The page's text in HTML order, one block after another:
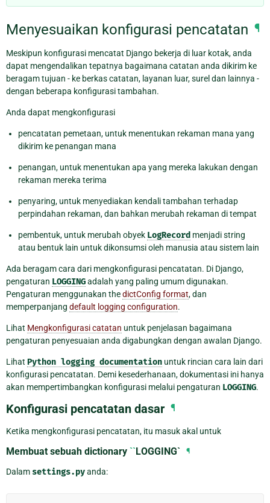
Menyesuaikan konfigurasi pencatatan ¶
Meskipun konfigurasi mencatat Django bekerja di luar kotak, anda
dapat mengendalikan tepatnya bagaimana catatan anda dikirim ke
beragam tujuan - ke berkas catatan, layanan luar, surel dan lainnya -
dengan beberapa konfigurasi tambahan.
Anda dapat mengkonfigurasi
pencatatan pemetaan, untuk menentukan rekaman mana yang
dikirim ke penangan mana
penangan, untuk menentukan apa yang mereka lakukan dengan
rekaman mereka terima
penyaring, untuk menyediakan kendali tambahan terhadap
perpindahan rekaman, dan bahkan merubah rekaman di tempat
pembentuk, untuk merubah obyek LogRecord menjadi string
atau bentuk lain untuk dikonsumsi oleh manusia atau sistem lain
Ada beragam cara dari mengkonfigurasi pencatatan. Di Django,
pengaturan LOGGINGadalah yang paling umum digunakan.
Pengaturan menggunakan thedictConfig format, dan
memperpanjang default logging configuration.
Lihat Mengkonfigurasi catatan untuk penjelasan bagaimana
pengaturan penyesuaian anda digabungkan dengan awalan Django.
Lihat Python logging documentation untuk rincian cara lain dari
konfigurasi pencatatan. Demi kesederhanaan, dokumentasi ini hanya
akan mempertimbangkan konfigurasi melalui pengaturan LOGGING.
Konfigurasi pencatatan dasar ¶
Ketika mengkonfigurasi pencatatan, itu masuk akal untuk
Membuat sebuah dictionary ``LOGGING` ¶
Dalam settings.pyanda: